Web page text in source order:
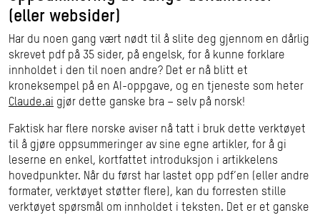
(eller websider)
Har du noen gang vært nødt til å slite deg gjennom en dårlig
skrevet pdf på 35 sider, på engelsk, for å kunne forklare
innholdet i den til noen andre? Det er nå blitt et
kroneksempel på en AI-oppgave, og en tjeneste som heter
Claude.ai gjør dette ganske bra – selv på norsk!
Faktisk har flere norske aviser nå tatt i bruk dette verktøyet
til å gjøre oppsummeringer av sine egne artikler, for å gi
leserne en enkel, kortfattet introduksjon i artikkelens
hovedpunkter. Når du først har lastet opp pdf’en (eller andre
formater, verktøyet støtter flere), kan du forresten stille
verktøyet spørsmål om innholdet i teksten. Det er et ganske